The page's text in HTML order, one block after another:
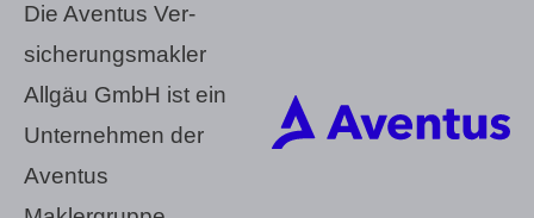
Die Aventus Ver­
sicherungs­makler
Allgäu GmbH ist ein
Unternehmen der
Aventus